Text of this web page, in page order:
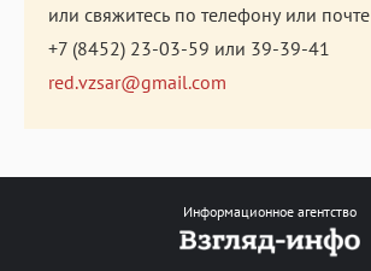
или свяжитесь по телефону или почте
+7 (8452) 23-03-59 или 39-39-41
red.vzsar@gmail.com
Информационное агентство